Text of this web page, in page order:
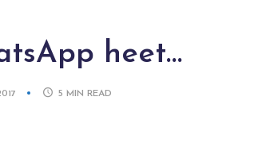
heet…
5 MIN READ